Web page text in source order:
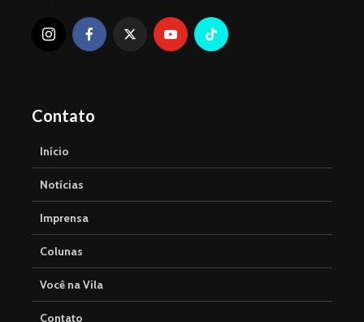
Contato
Início
Notícias
Imprensa
Colunas
Você na Vila
Contato